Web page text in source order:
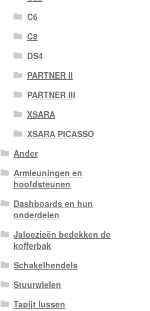
C6
C8
DS4
PARTNER II
PARTNER III
XSARA
XSARA PICASSO
Ander
Armleuningen en
hoofdsteunen
Dashboards en hun
onderdelen
Jaloezieën bedekken de
kofferbak
Schakelhendels
Stuurwielen
Tapijt lussen